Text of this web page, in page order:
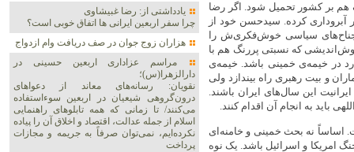
بر کشور تحمیل شود. اگر رضا
آبروداری کرده. سیدحسن خود از
سیاسی خوش‌فکری‌ش را
که نسبتی پررنگ هم با
در خیمه‌ی خمینی باشد. خیمه‌ی
و بیت رهبری راه بیندازد ولی
این سال‌های ایران باشند.
باید به انجام آن اقدام کنند.
نه بحث خمینی و خامنه‌ای
امریکا و اسرائیل باشد. یک نوه
یادداشتی از: رضا غبیشاوی
چرا سفر اربعین ایرانی ها اتفاق خوبی است؟
هزاران زوج‌ جوان در صف دریافت وام ازدواج
مراسم عزاداری اربعین حسینی در
دارالزهرا(س)؛
نقویان: رسانه‌های معاند از دعواهای
درون‌گروهی شیعیان در اربعین سوءاستفاده
می‌کنند/ تا زمانی که همه تابلوهای راهنمایی
اسلام از جمله عدالت، اقتصاد و اخلاق آن را پیاده
نکرده‌ایم، نمی‌توان صرفاً به جریمه و مجازات
پرداخت